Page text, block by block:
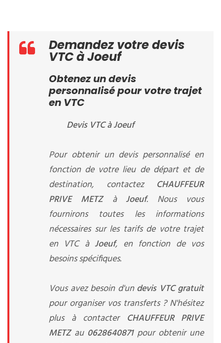
Demandez votre devis
VTC à Joeuf
Obtenez un devis
personnalisé pour votre trajet
en VTC
Devis VTC à Joeuf
Pour obtenir un devis personnalisé en
fonction de votre lieu de départ et de
destination, contactez CHAUFFEUR
PRIVE METZ àJoeuf. Nous vous
fournirons toutes les informations
nécessaires sur les tarifs de votre trajet
en VTC àJoeuf, en fonction de vos
besoins spécifiques.
Vous avez besoin d'un devis VTC gratuit
pour organiser vos transferts ? N'hésitez
plus à contacter CHAUFFEUR PRIVE
METZ au 0628640871pour obtenir une